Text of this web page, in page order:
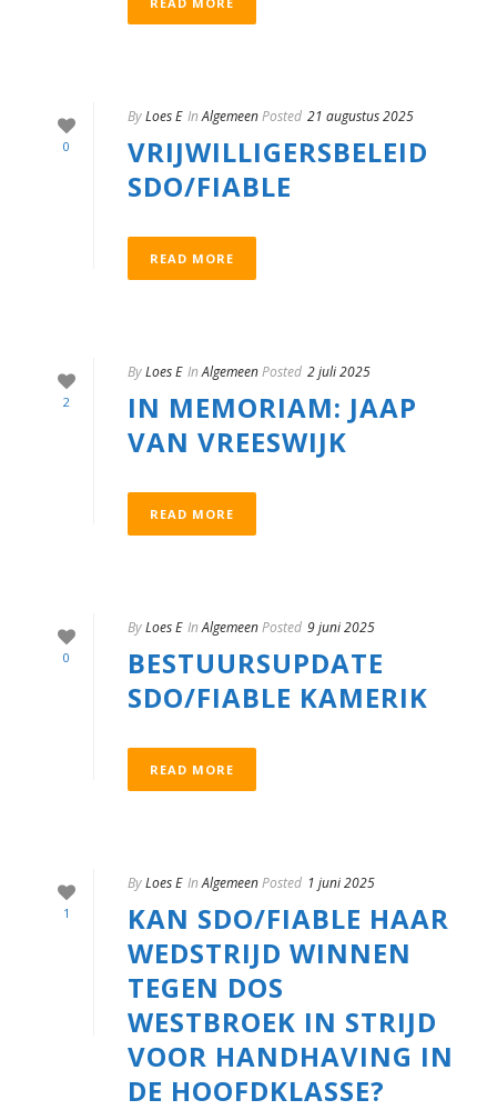
0
ByLoes E InAlgemeenPosted 21 augustus 2025
VRIJWILLIGERSBELEID
SDO/FIABLE
READ MORE
2
ByLoes E InAlgemeenPosted 2 juli 2025
IN MEMORIAM: JAAP
VAN VREESWIJK
READ MORE
0
ByLoes E InAlgemeenPosted 9 juni 2025
BESTUURSUPDATE
SDO/FIABLE KAMERIK
READ MORE
1
ByLoes E InAlgemeenPosted 1 juni 2025
KAN SDO/FIABLE HAAR
WEDSTRIJD WINNEN
TEGEN DOS
WESTBROEK IN STRIJD
VOOR HANDHAVING IN
DE HOOFDKLASSE?